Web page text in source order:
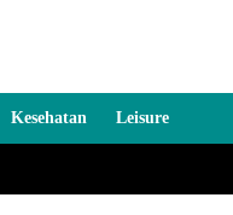
Kesehatan Leisure